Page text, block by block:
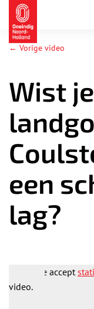
← Vorige video
Wist
een
lag?
Please accept
video.